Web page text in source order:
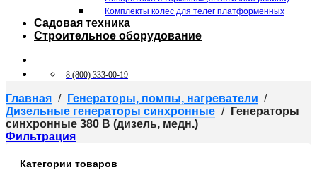
Комплекты колес для телег платформенных
Садовая техника
Строительное оборудование
8 (800) 333-00-19
Главная / Генераторы, помпы, нагреватели /
Дизельные генераторы синхронные /
Генераторы
синхронные 380 В (дизель, медн.)
Фильтрация
Категории товаров